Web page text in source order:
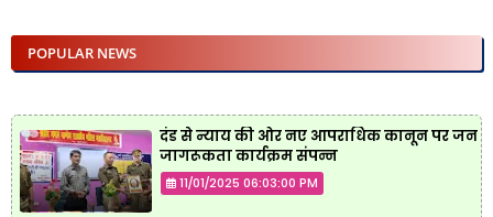
POPULAR NEWS
दंड से न्याय की ओर नए आपराधिक कानून पर जन
जागरूकता कार्यक्रम संपन्न
11/01/2025 06:03:00 PM